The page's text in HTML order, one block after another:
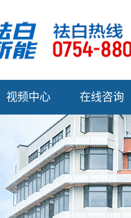
视频中心 在线咨询